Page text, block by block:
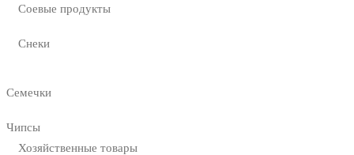
Соевые продукты
Снеки
Семечки
Чипсы
Хозяйственные товары